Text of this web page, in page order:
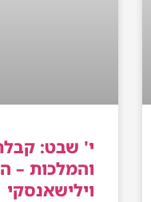
י' שבט:
והמלכות –
וילישאנסקי